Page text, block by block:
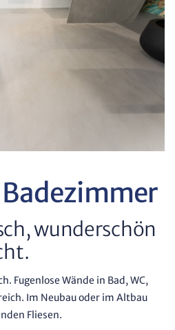
Badezimmer
wunderschön
Fugenlose Wände in Bad, WC,
Im Neubau oder im Altbau
Fliesen.